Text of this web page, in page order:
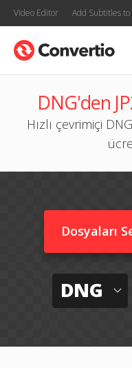
Video Editor Add Subtitles to
DNG'den
Hızlı çevrimiçi
Dosyaları
DNG